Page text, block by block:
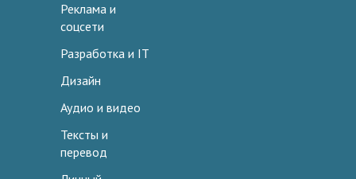
Реклама и
соцсети
Разработка и IT
Дизайн
Аудио и видео
Тексты и
перевод